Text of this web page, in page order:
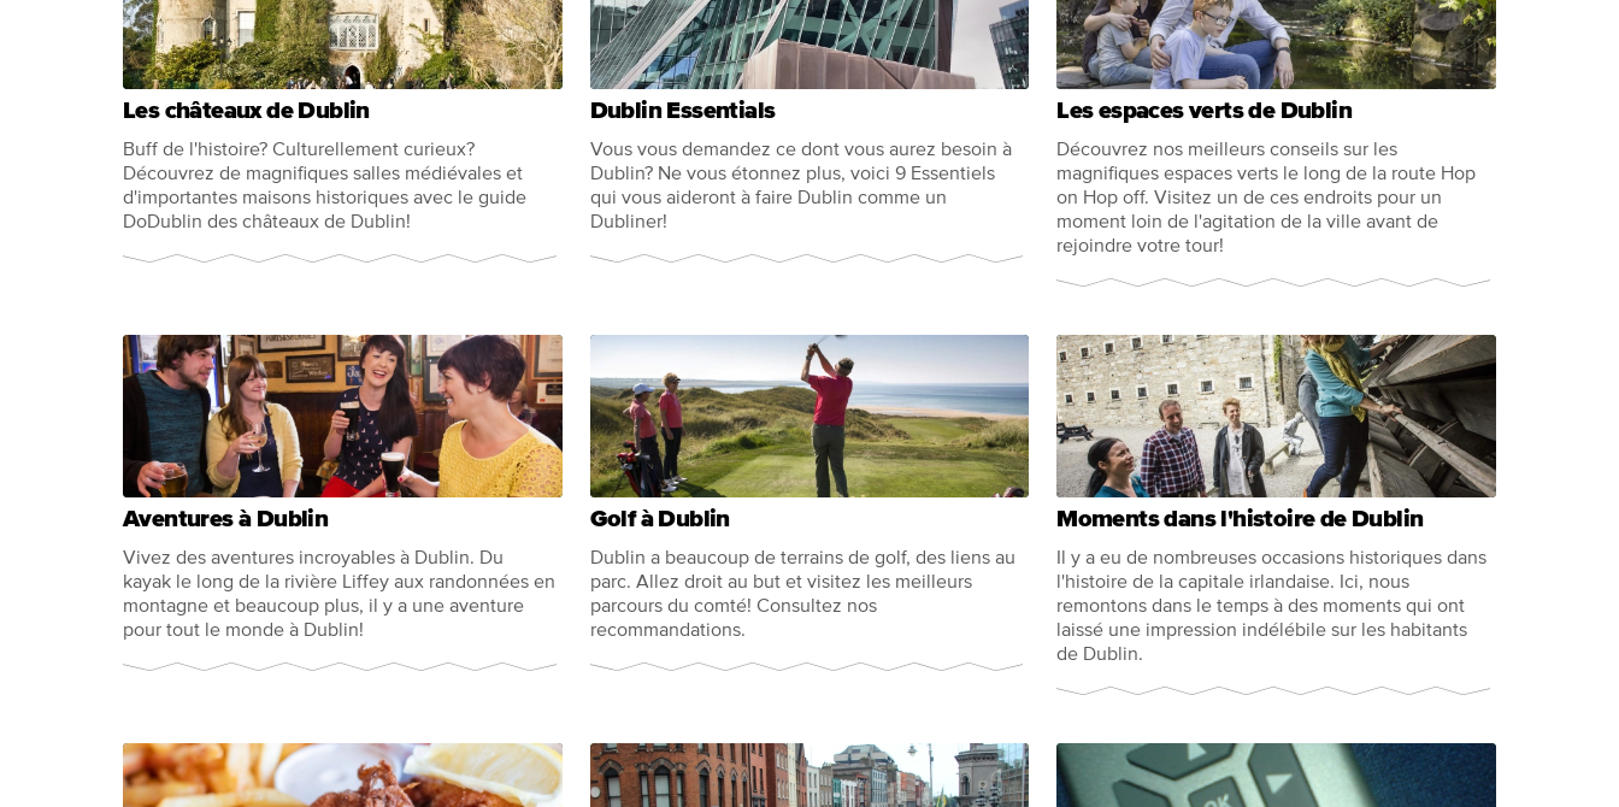
Les châteaux de Dublin
Buff de l'histoire? Culturellement curieux?
Découvrez de magnifiques salles médiévales et
d'importantes maisons historiques avec le guide
DoDublin des châteaux de Dublin!
Dublin Essentials
Vous vous demandez ce dont vous aurez besoin à
Dublin? Ne vous étonnez plus, voici 9 Essentiels
qui vous aideront à faire Dublin comme un
Dubliner!
Les espaces verts de Dublin
Découvrez nos meilleurs conseils sur les
magnifiques espaces verts le long de la route Hop
on Hop off. Visitez un de ces endroits pour un
moment loin de l'agitation de la ville avant de
rejoindre votre tour!
Aventures à Dublin
Vivez des aventures incroyables à Dublin. Du
kayak le long de la rivière Liffey aux randonnées en
montagne et beaucoup plus, il y a une aventure
pour tout le monde à Dublin!
Golf à Dublin
Dublin a beaucoup de terrains de golf, des liens au
parc. Allez droit au but et visitez les meilleurs
parcours du comté! Consultez nos
recommandations.
Moments dans l'histoire de Dublin
Il y a eu de nombreuses occasions historiques dans
l'histoire de la capitale irlandaise. Ici, nous
remontons dans le temps à des moments qui ont
laissé une impression indélébile sur les habitants
de Dublin.